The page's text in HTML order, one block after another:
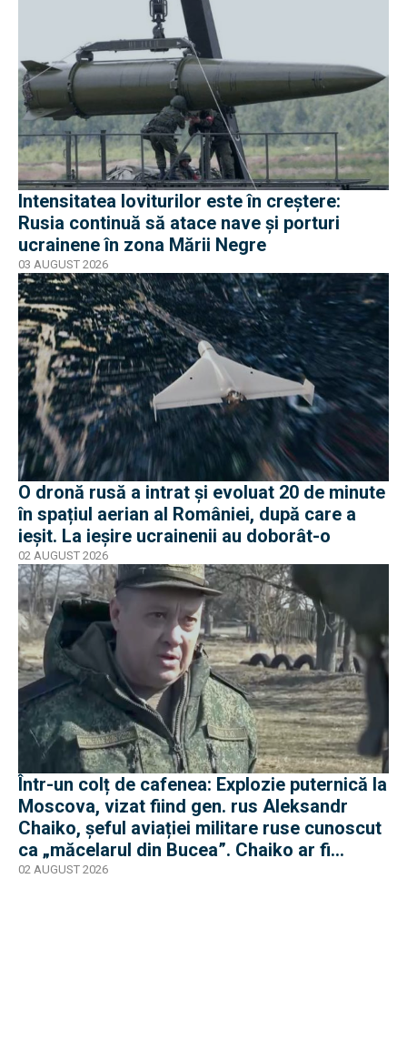
Intensitatea loviturilor este în creștere:
Rusia continuă să atace nave și porturi
ucrainene în zona Mării Negre
03 AUGUST 2026
O dronă rusă a intrat și evoluat 20 de minute
în spațiul aerian al României, după care a
ieșit. La ieșire ucrainenii au doborât-o
02 AUGUST 2026
Într-un colț de cafenea: Explozie puternică la
Moscova, vizat fiind gen. rus Aleksandr
Chaiko, șeful aviației militare ruse cunoscut
ca „măcelarul din Bucea”. Chaiko ar fi
supraviețuit
02 AUGUST 2026